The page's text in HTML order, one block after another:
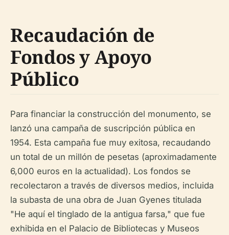
Recaudación de
Fondos y Apoyo
Público
Para financiar la construcción del monumento, se
lanzó una campaña de suscripción pública en
1954. Esta campaña fue muy exitosa, recaudando
un total de un millón de pesetas (aproximadamente
6,000 euros en la actualidad). Los fondos se
recolectaron a través de diversos medios, incluida
la subasta de una obra de Juan Gyenes titulada
"He aquí el tinglado de la antigua farsa," que fue
exhibida en el Palacio de Bibliotecas y Museos